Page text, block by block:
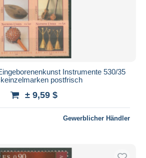
Instrumente 530/35
postfrisch
± 9,59 $
Gewerblicher Händler